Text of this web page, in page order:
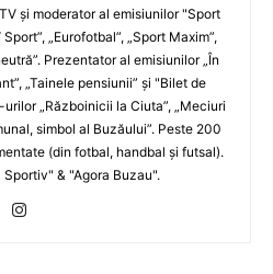
şi moderator al emisiunilor "Sport
„Eurofotbal”, „Sport Maxim”,
Prezentator al emisiunilor „În
„Tainele pensiunii” şi "Bilet de
„Războinicii la Ciuta”, „Meciuri
simbol al Buzăului”. Peste 200
(din fotbal, handbal şi futsal).
& "Agora Buzau".